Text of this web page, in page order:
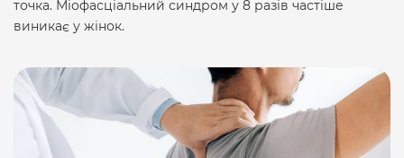
точка. Міофасціальний синдром у 8 разів частіше
виникає у жінок.